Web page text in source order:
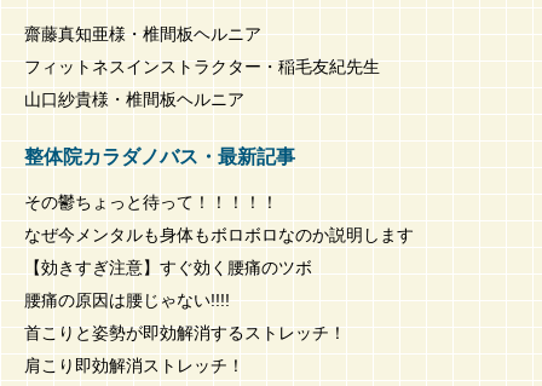
齋藤真知亜様・椎間板ヘルニア
フィットネスインストラクター・稲毛友紀先生
山口紗貴様・椎間板ヘルニア
整体院カラダノバス・最新記事
その鬱ちょっと待って！！！！！
なぜ今メンタルも身体もボロボロなのか説明します
【効きすぎ注意】すぐ効く腰痛のツボ
腰痛の原因は腰じゃない!!!!
首こりと姿勢が即効解消するストレッチ！
肩こり即効解消ストレッチ！